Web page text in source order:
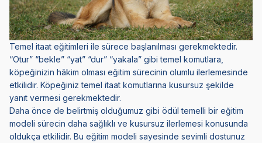
Temel itaat eğitimleri ile sürece başlanılması gerekmektedir.
“Otur” “bekle” “yat” “dur” “yakala” gibi temel komutlara,
köpeğinizin hâkim olması eğitim sürecinin olumlu ilerlemesinde
etkilidir. Köpeğiniz temel itaat komutlarına kusursuz şekilde
yanıt vermesi gerekmektedir.
Daha önce de belirtmiş olduğumuz gibi ödül temelli bir eğitim
modeli sürecin daha sağlıklı ve kusursuz ilerlemesi konusunda
oldukça etkilidir. Bu eğitim modeli sayesinde sevimli dostunuz